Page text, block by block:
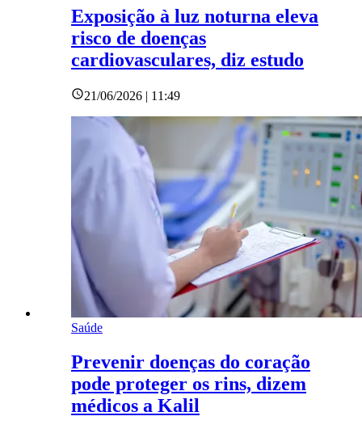
Exposição à luz noturna eleva
risco de doenças
cardiovasculares, diz estudo
21/06/2026 | 11:49
Saúde
Prevenir doenças do coração
pode proteger os rins, dizem
médicos a Kalil